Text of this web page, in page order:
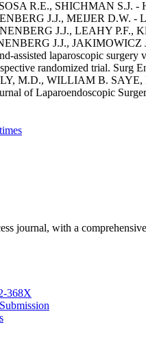
R.E., SHICHMAN S.J. -
J.J., MEIJER D.W. -
J.J., LEAHY P.F.,
J.J., JAKIMOWICZ
assisted laparoscopic surgery
randomized trial. Surg
M.D., WILLIAM B. SAYE,
of Laparoendoscopic
journal, with a
368X